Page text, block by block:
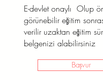
Başvur
E-devlet onaylı Olup
görünebilir eğitim
verilir uzaktan eğitim
belgenizi alabilirsiniz
Başvur